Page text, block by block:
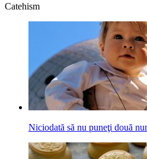
Catehism
Niciodată să nu puneţi două